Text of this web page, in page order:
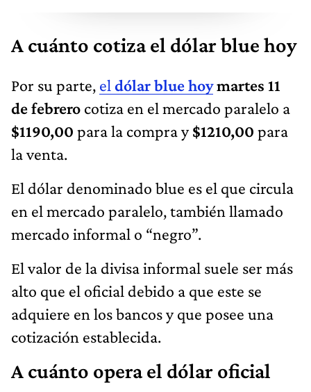
A cuánto cotiza el dólar blue hoy
Por su parte, el dólar blue hoymartes 11
de febrero cotiza en el mercado paralelo a
$1190,00 para la compra y$1210,00 para
la venta.
El dólar denominado blue es el que circula
en el mercado paralelo, también llamado
mercado informal o “negro”.
El valor de la divisa informal suele ser más
alto que el oficial debido a que este se
adquiere en los bancos y que posee una
cotización establecida.
A cuánto opera el dólar oficial